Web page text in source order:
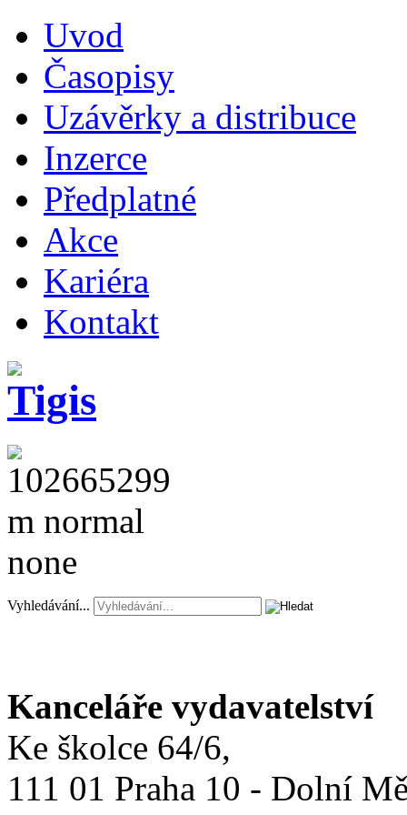
Uvod
Časopisy
Uzávěrky a distribuce
Inzerce
Předplatné
Akce
Kariéra
Kontakt
Vyhledávání...
Kanceláře vydavatelství
Ke školce 64/6,
111 01 Praha 10 - Dolní